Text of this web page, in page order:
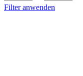
Filter anwenden